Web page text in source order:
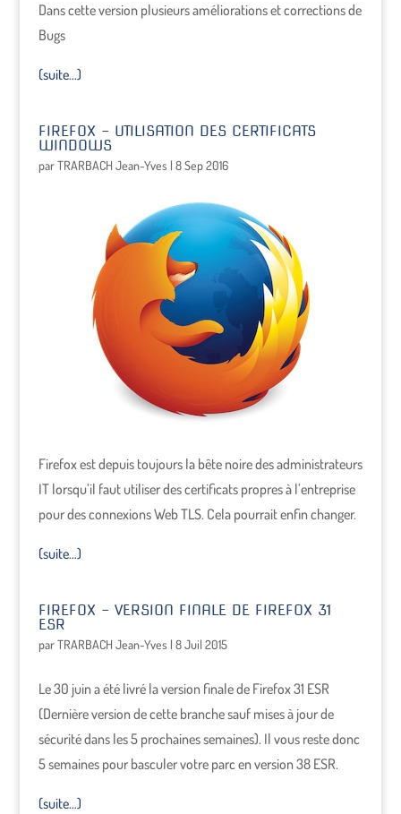
Dans cette version plusieurs améliorations et corrections de
Bugs
(suite…)
FIREFOX – UTILISATION DES CERTIFICATS
WINDOWS
parTRARBACH Jean-Yves | 8 Sep 2016
Firefox est depuis toujours la bête noire des administrateurs
IT lorsqu’il faut utiliser des certificats propres à l’entreprise
pour des connexions Web TLS. Cela pourrait enfin changer.
(suite…)
FIREFOX – VERSION FINALE DE FIREFOX 31
ESR
parTRARBACH Jean-Yves | 8 Juil 2015
Le 30 juin a été livré la version finale de Firefox 31 ESR
(Dernière version de cette branche sauf mises à jour de
sécurité dans les 5 prochaines semaines). Il vous reste donc
5 semaines pour basculer votre parc en version 38 ESR.
(suite…)